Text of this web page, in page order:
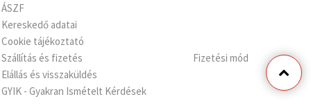
ÁSZF
Kereskedő adatai
Cookie tájékoztató
Szállítás és fizetés
Elállás és visszaküldés
GYIK - Gyakran Ismételt Kérdések
Fizetési mód